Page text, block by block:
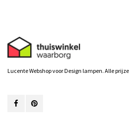
Lucente Webshop voor Design lampen. Alle